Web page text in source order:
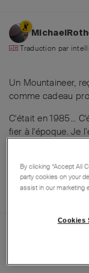
Traduction par
Un Mountaineer,
comme cadeau
C'était en 1985...
fier à l'époque. Je
Messerbaer60,
Traduction par
By clicking “Accept All
party cookies on your
assist in our marketing
Cookies